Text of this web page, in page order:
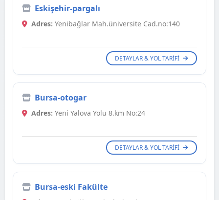
Eskişehir-pargalı
Adres: Yenibağlar Mah.üniversite Cad.no:140
DETAYLAR & YOL TARIFI
Bursa-otogar
Adres: Yeni Yalova Yolu 8.km No:24
DETAYLAR & YOL TARIFI
Bursa-eski Fakülte